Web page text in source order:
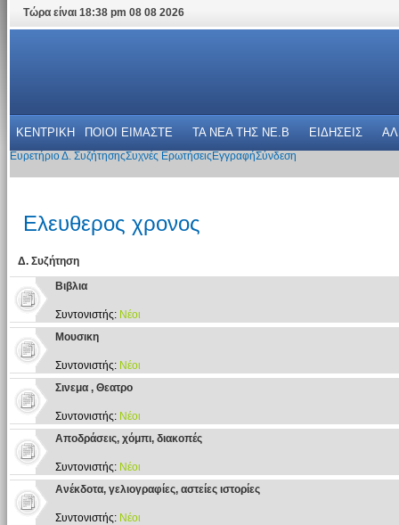
Τώρα είναι 18:38 pm 08 08 2026
ΚΕΝΤΡΙΚΗ ΠΟΙΟΙ ΕΙΜΑΣΤΕ ΤΑ ΝΕΑ THΣ NE.B ΕΙΔΗΣΕΙΣ
Ευρετήριο Δ. ΣυζήτησηςΣυχνές Ερωτήσεις ΕγγραφήΣύνδεση
Ελευθερος χρονος
Δ. Συζήτηση
Βιβλια
Συντονιστής: Νέοι
Μουσικη
Συντονιστής: Νέοι
Σινεμα , Θεατρο
Συντονιστής: Νέοι
Αποδράσεις, χόμπι, διακοπές
Συντονιστής: Νέοι
Ανέκδοτα, γελιογραφίες, αστείες ιστορίες
Συντονιστής: Νέοι